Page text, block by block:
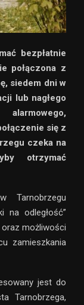
bezpłatnie
połączona z
siedem dni w
lub nagłego
się z
czeka na
otrzymać
Tarnobrzegu
na odległość”
możliwości
zamieszkania
jest do
Tarnobrzega,